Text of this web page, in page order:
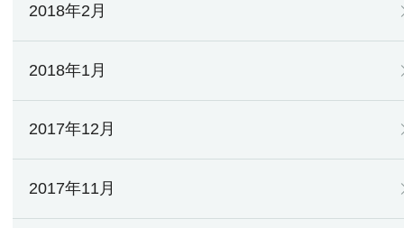
2018年2月
2018年1月
2017年12月
2017年11月